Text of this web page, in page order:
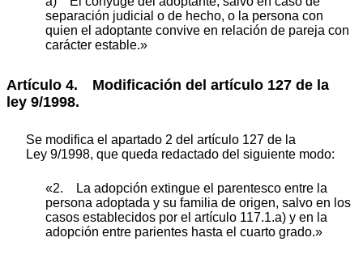
separación judicial o de hecho, o la persona con
quien el adoptante convive en relación de pareja con
carácter estable.»
Artículo 4. Modificación del artículo 127 de la
ley 9/1998.
Se modifica el apartado 2 del artículo 127 de la
Ley 9/1998, que queda redactado del siguiente modo:
«2. La adopción extingue el parentesco entre la
persona adoptada y su familia de origen, salvo en los
casos establecidos por el artículo 117.1.a) y en la
adopción entre parientes hasta el cuarto grado.»